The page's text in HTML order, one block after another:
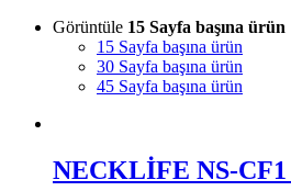
Görüntüle 15 Sayfa başına ürün
15 Sayfa başına ürün
30 Sayfa başına ürün
45 Sayfa başına ürün
NECKLİFE NS-